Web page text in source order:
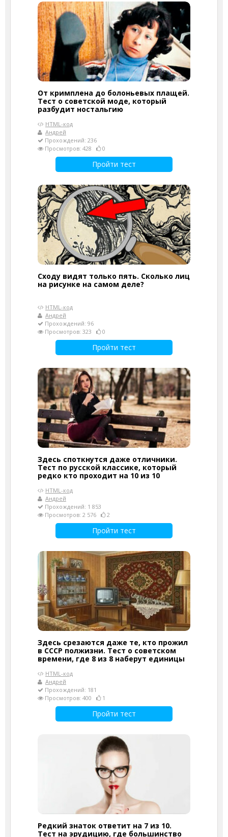
От кримплена до болоньевых плащей.
Тест о советской моде, который
разбудит ностальгию
HTML-код
Андрей
Прохождений: 236
Просмотров: 428
0
Пройти тест
Сходу видят только пять. Сколько лиц
на рисунке на самом деле?
HTML-код
Андрей
Прохождений: 96
Просмотров: 323
0
Пройти тест
Здесь споткнутся даже отличники.
Тест по русской классике, который
редко кто проходит на 10 из 10
HTML-код
Андрей
Прохождений: 1 853
Просмотров: 2 576
2
Пройти тест
Здесь срезаются даже те, кто прожил
в СССР полжизни. Тест о советском
времени, где 8 из 8 наберут единицы
HTML-код
Андрей
Прохождений: 181
Просмотров: 400
1
Пройти тест
Редкий знаток ответит на 7 из 10.
Тест на эрудицию, где большинство